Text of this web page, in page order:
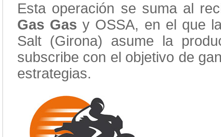
Esta operación se suma al
Gas Gas y OSSA, en el que
Salt (Girona) asume la
subscribe con el objetivo de
estrategias.